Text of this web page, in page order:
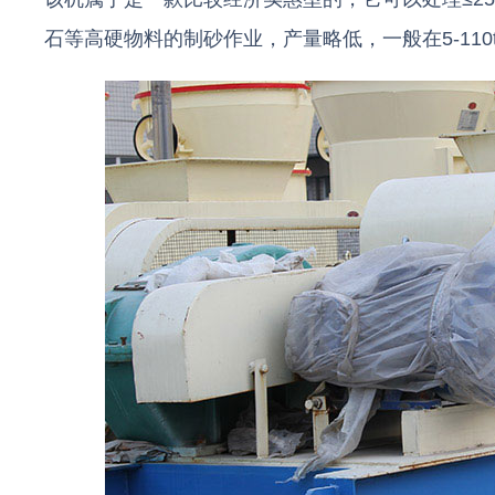
石等高硬物料的制砂作业，产量略低，一般在5-